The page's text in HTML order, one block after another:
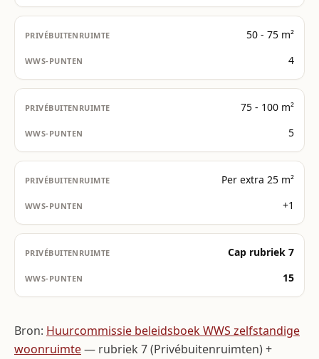
50 - 75 m²
4
75 - 100 m²
5
Per extra 25 m²
+1
Cap rubriek 7
15
Bron: Huurcommissie beleidsboek WWS zelfstandige
woonruimte— rubriek 7 (Privébuitenruimten) +